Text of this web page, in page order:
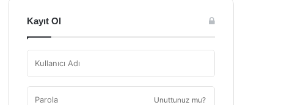
Kayıt Ol
Unuttunuz mu?